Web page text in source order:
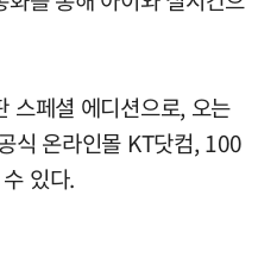
스페셜 에디션으로, 오는
식 온라인몰 KT닷컴, 100
있다.